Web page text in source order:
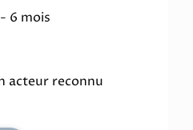
6 mois
acteur reconnu